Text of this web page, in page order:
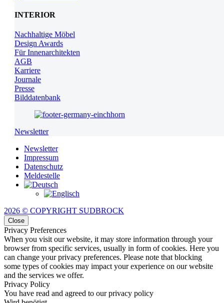
INTERIOR
Nachhaltige Möbel
Design Awards
Für Innenarchitekten
AGB
Karriere
Journale
Presse
Bilddatenbank
Newsletter
Newsletter
Impressum
Datenschutz
Meldestelle
2026 © COPYRIGHT SUDBROCK
Close
Privacy Preferences
When you visit our website, it may store information through your
browser from specific services, usually in form of cookies. Here you
can change your privacy preferences. Please note that blocking
some types of cookies may impact your experience on our website
and the services we offer.
Privacy Policy
You have read and agreed to our privacy policy